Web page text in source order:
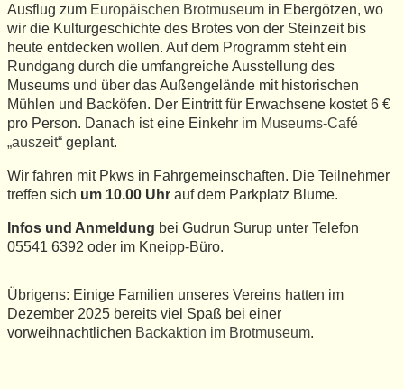
Ausflug zum Europäischen Brotmuseum in Ebergötzen, wo
wir die Kulturgeschichte des Brotes von der Steinzeit bis
heute entdecken wollen. Auf dem Programm steht ein
Rundgang durch die umfangreiche Ausstellung des
Museums und über das Außengelände mit historischen
Mühlen und Backöfen. Der Eintritt für Erwachsene kostet 6 €
pro Person. Danach ist eine Einkehr im Museums-Café
„auszeit“ geplant.
Wir fahren mit Pkws in Fahrgemeinschaften. Die Teilnehmer
treffen sich um 10.00 Uhr auf dem Parkplatz Blume.
Infos und Anmeldung bei Gudrun Surup unter Telefon
05541 6392 oder im Kneipp-Büro.
Übrigens: Einige Familien unseres Vereins hatten im
Dezember 2025 bereits viel Spaß bei einer
vorweihnachtlichen Backaktion im Brotmuseum.